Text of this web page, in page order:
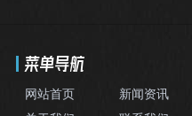
菜单导航
网站首页
新闻资讯